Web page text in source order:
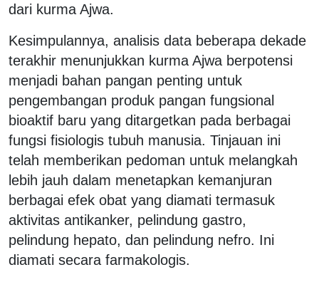
dari kurma Ajwa.
Kesimpulannya, analisis data beberapa dekade
terakhir menunjukkan kurma Ajwa berpotensi
menjadi bahan pangan penting untuk
pengembangan produk pangan fungsional
bioaktif baru yang ditargetkan pada berbagai
fungsi fisiologis tubuh manusia. Tinjauan ini
telah memberikan pedoman untuk melangkah
lebih jauh dalam menetapkan kemanjuran
berbagai efek obat yang diamati termasuk
aktivitas antikanker, pelindung gastro,
pelindung hepato, dan pelindung nefro. Ini
diamati secara farmakologis.